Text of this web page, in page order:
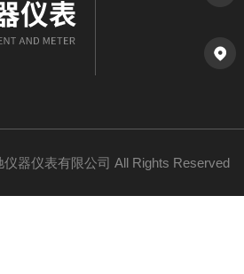
仪器仪表有限公司 All Rights Reserved